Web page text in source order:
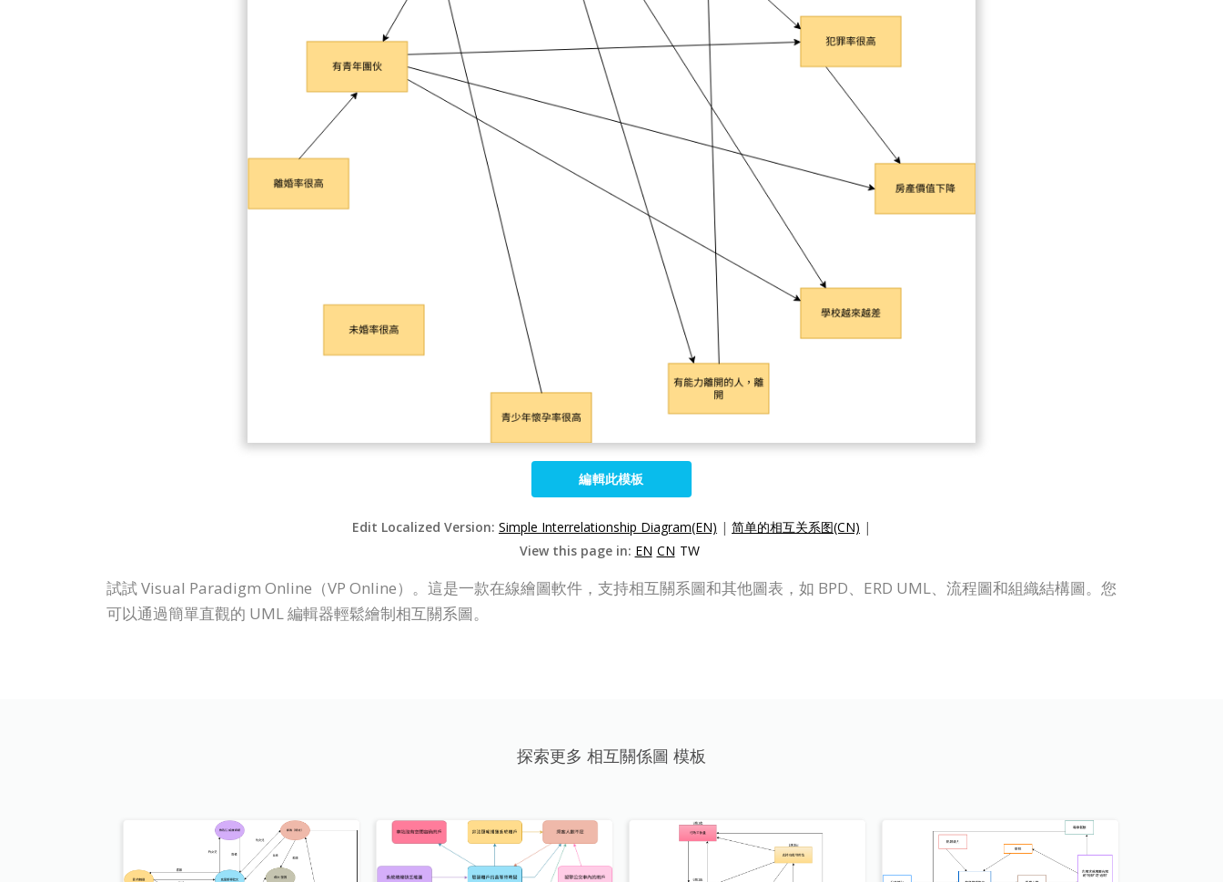
編輯此模板
Edit Localized Version: Simple Interrelationship Diagram(EN) | 简单的相互关系图(CN) |
View this page in: EN CN TW
試試 Visual Paradigm Online（VP Online）。這是一款在線繪圖軟件，支持相互關系圖和其他圖表，如 BPD、ERD UML、流程圖和組織結構圖。您
可以通過簡單直觀的 UML 編輯器輕鬆繪制相互關系圖。
探索更多 相互關係圖 模板